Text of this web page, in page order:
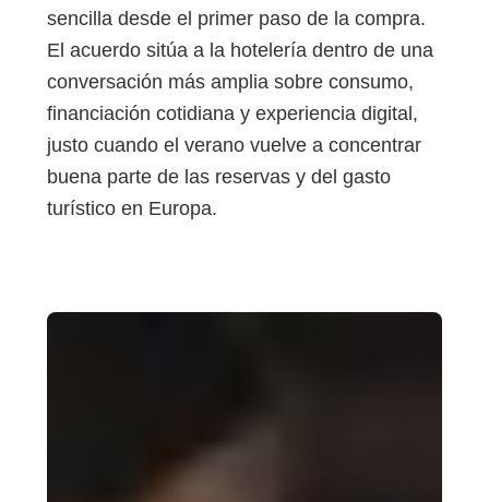
sencilla desde el primer paso de la compra.
El acuerdo sitúa a la hotelería dentro de una
conversación más amplia sobre consumo,
financiación cotidiana y experiencia digital,
justo cuando el verano vuelve a concentrar
buena parte de las reservas y del gasto
turístico en Europa.